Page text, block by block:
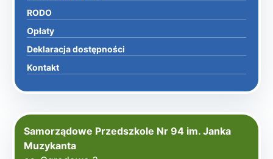
RODO
Opłaty
Deklaracja dostępności
Kontakt
Samorządowe Przedszkole Nr 94 im. Janka
Muzykanta